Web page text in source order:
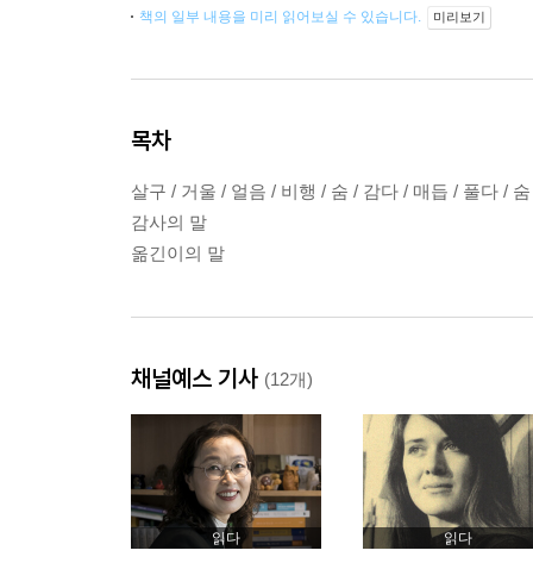
책의 일부 내용을 미리 읽어보실 수 있습니다. 미리보기
목차
살구 / 거울 / 얼음 / 비행 / 숨 / 감다 / 매듭 / 풀다 /
감사의 말
옮긴이의 말
채널예스 기사 (12개)
읽다 읽다